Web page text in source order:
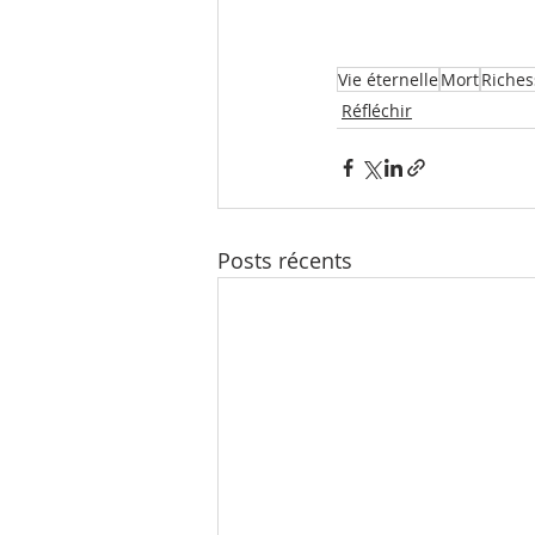
Vie éternelleMort
Réfléchir
Posts récents